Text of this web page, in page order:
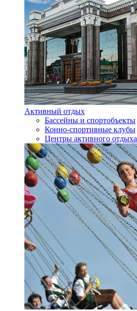
Активный отдых
Бассейны и спортобъекты
Конно-спортивные клубы
Центры активного отдыха